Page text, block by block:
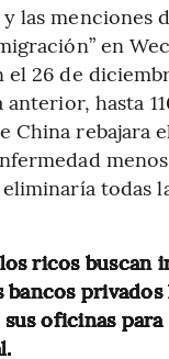
y las menciones
en
26 de
hasta
China rebajara
todas
ricos buscan
privados
oficinas